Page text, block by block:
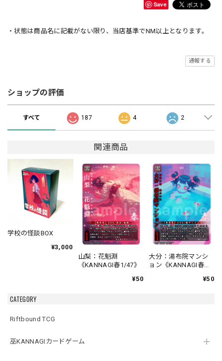
CATEGORY
Riftbound TCG
巫KANNAGIカードゲーム
Save
・状態は商品名に記載がない限り、当店基準でNM以上となります。
通報する
ショップの評価
すべて 187 4 2
関連商品
学校の怪談BOX
¥3,000
山梨：花魁淵
《KANNAGI春1/47》
¥50
大分：湯布院マンシ
ョン《KANNAGI春
¥50